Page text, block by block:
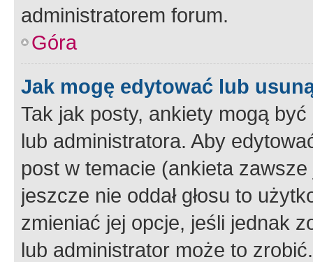
administratorem forum.
Góra
Jak mogę edytować lub
Tak jak posty, ankiety mogą
lub administratora. Aby
post w temacie (ankieta
jeszcze nie oddał głosu to
zmieniać jej opcje, jeśli jednak
lub administrator może to